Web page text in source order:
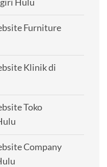
Hulu
Furniture
Klinik di
Toko
Company